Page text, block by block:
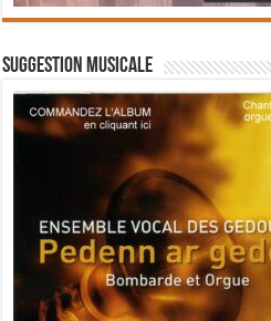
Suggestion musicale